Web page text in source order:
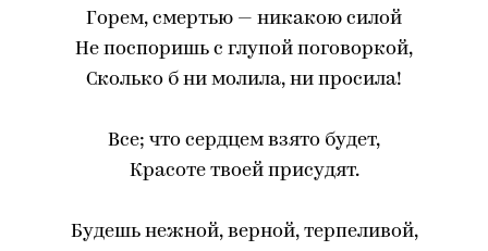
Горем, смертью — никакою силой
Не поспоришь с глупой поговоркой,
Сколько б ни молила, ни просила!
Все; что сердцем взято будет,
Красоте твоей присудят.
Будешь нежной, верной, терпеливой,